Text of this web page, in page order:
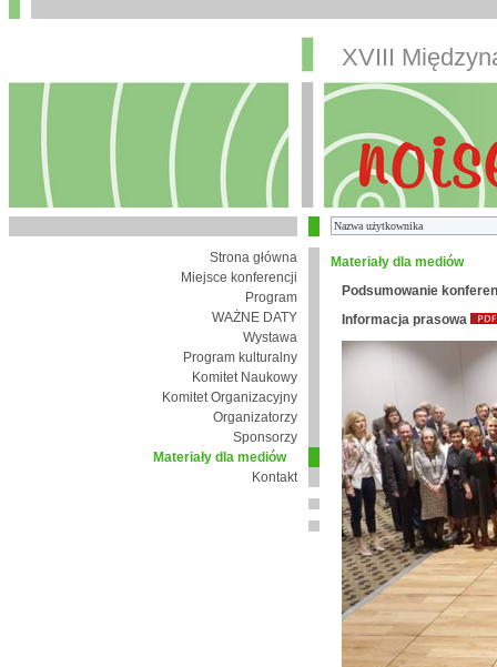
XVIII
Strona główna
Miejsce konferencji
Program
WAŻNE DATY
Wystawa
Program kulturalny
Komitet Naukowy
Komitet Organizacyjny
Organizatorzy
Sponsorzy
Materiały dla mediów
Kontakt
Materiały dla mediów
Podsumowanie
Informacja prasowa